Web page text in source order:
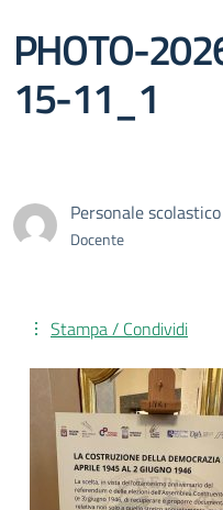
PHOTO-
15-11_1
Personale scolastico
Docente
Stampa / Condividi